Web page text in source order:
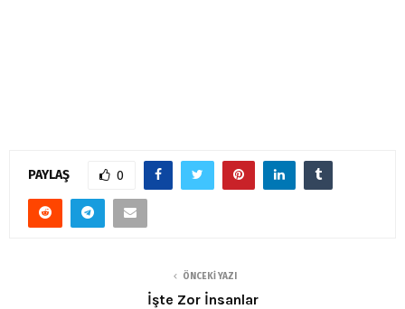
PAYLAŞ 0
ÖNCEKI YAZI
İşte Zor İnsanlar